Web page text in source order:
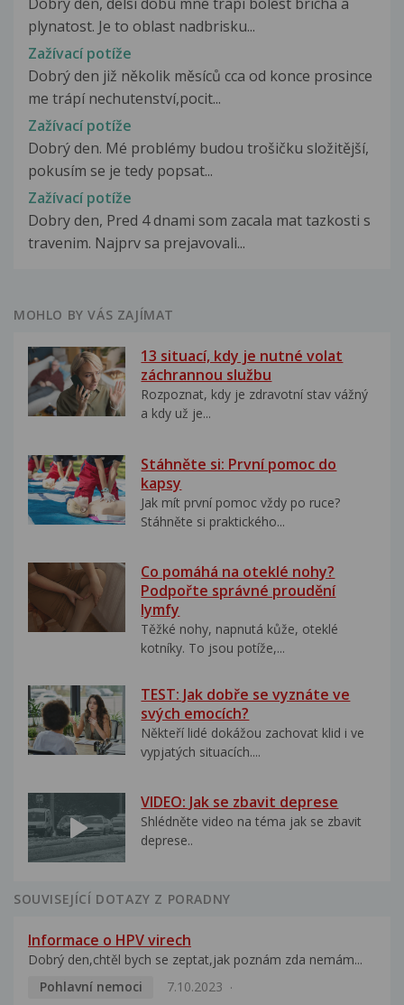
plynatost. Je to oblast nadbrisku...
Zažívací potíže
Dobrý den již několik měsíců cca od konce prosince
me trápí nechutenství,pocit...
Zažívací potíže
Dobrý den. Mé problémy budou trošičku složitější,
pokusím se je tedy popsat...
Zažívací potíže
Dobry den, Pred 4 dnami som zacala mat tazkosti s
travenim. Najprv sa prejavovali...
MOHLO BY VÁS ZAJÍMAT
13 situací, kdy je nutné volat
záchrannou službu
Rozpoznat, kdy je zdravotní stav vážný
a kdy už je...
Stáhněte si: První pomoc do
kapsy
Jak mít první pomoc vždy po ruce?
Stáhněte si praktického...
Co pomáhá na oteklé nohy?
Podpořte správné proudění
lymfy
Těžké nohy, napnutá kůže, oteklé
kotníky. To jsou potíže,...
TEST: Jak dobře se vyznáte ve
svých emocích?
Někteří lidé dokážou zachovat klid i ve
vypjatých situacích....
VIDEO: Jak se zbavit deprese
Shlédněte video na téma jak se zbavit
deprese..
SOUVISEJÍCÍ DOTAZY Z PORADNY
Informace o HPV virech
Dobrý den,chtěl bych se zeptat,jak poznám zda nemám...
Pohlavní nemoci
7.10.2023